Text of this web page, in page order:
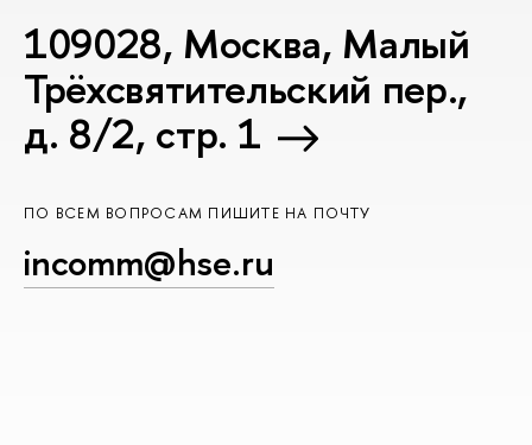
109028, Москва, Малый
Трёхсвятительский пер.,
д. 8/2, стр. 1
ПО ВСЕМ ВОПРОСАМ ПИШИТЕ НА ПОЧТУ
incomm@hse.ru